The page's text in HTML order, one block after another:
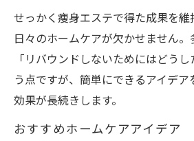
せっかく痩身エステで得た成果を維
日々のホームケアが欠かせません
「リバウンドしないためにはどう
う点ですが、簡単にできるアイデ
効果が長続きします。
おすすめホームケアアイデア